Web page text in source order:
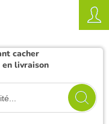
cacher
livraison